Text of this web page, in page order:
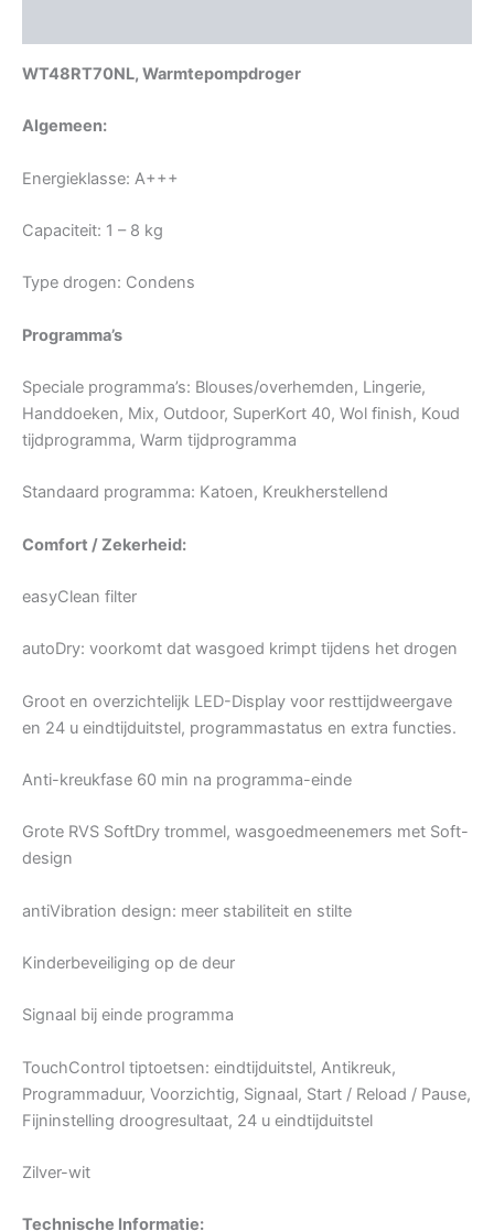
WT48RT70NL, Warmtepompdroger
Algemeen:
Energieklasse: A+++
Capaciteit: 1 – 8 kg
Type drogen: Condens
Programma’s
Speciale programma’s: Blouses/overhemden, Lingerie,
Handdoeken, Mix, Outdoor, SuperKort 40, Wol finish, Koud
tijdprogramma, Warm tijdprogramma
Standaard programma: Katoen, Kreukherstellend
Comfort / Zekerheid:
easyClean filter
autoDry: voorkomt dat wasgoed krimpt tijdens het drogen
Groot en overzichtelijk LED-Display voor resttijdweergave
en 24 u eindtijduitstel, programmastatus en extra functies.
Anti-kreukfase 60 min na programma-einde
Grote RVS SoftDry trommel, wasgoedmeenemers met Soft-
design
antiVibration design: meer stabiliteit en stilte
Kinderbeveiliging op de deur
Signaal bij einde programma
TouchControl tiptoetsen: eindtijduitstel, Antikreuk,
Programmaduur, Voorzichtig, Signaal, Start / Reload / Pause,
Fijninstelling droogresultaat, 24 u eindtijduitstel
Zilver-wit
Technische Informatie: